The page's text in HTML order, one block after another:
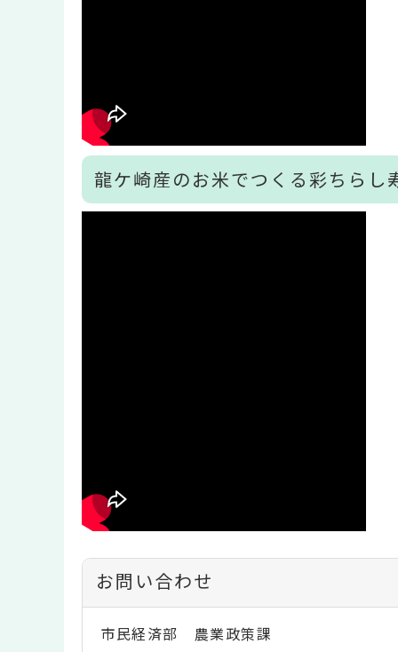
龍ケ崎産のお米でつくる彩ちらし
お問い合わせ
市民経済部 農業政策課